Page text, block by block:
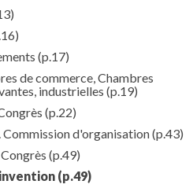
(p.17)
de commerce, Chambres
industrielles (p.19)
(p.22)
d'organisation(p.43)
(p.49)
(p.49)